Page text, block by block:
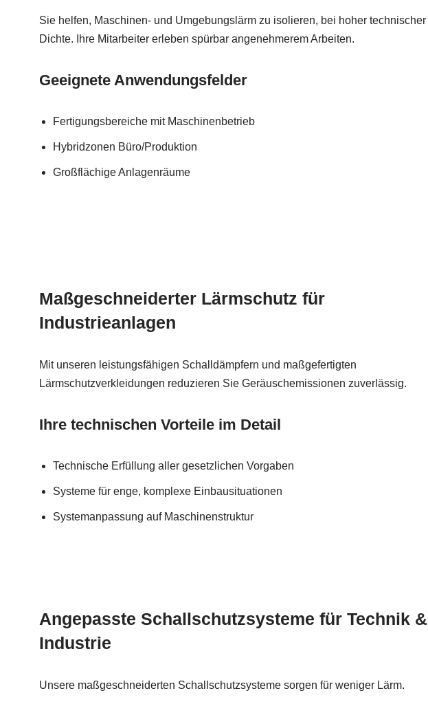
Sie helfen, Maschinen- und Umgebungslärm zu isolieren, bei hoher technischer
Dichte. Ihre Mitarbeiter erleben spürbar angenehmerem Arbeiten.
Geeignete Anwendungsfelder
Fertigungsbereiche mit Maschinenbetrieb
Hybridzonen Büro/Produktion
Großflächige Anlagenräume
Maßgeschneiderter Lärmschutz für
Industrieanlagen
Mit unseren leistungsfähigen Schalldämpfern und maßgefertigten
Lärmschutzverkleidungen reduzieren Sie Geräuschemissionen zuverlässig.
Ihre technischen Vorteile im Detail
Technische Erfüllung aller gesetzlichen Vorgaben
Systeme für enge, komplexe Einbausituationen
Systemanpassung auf Maschinenstruktur
Angepasste Schallschutzsysteme für Technik &
Industrie
Unsere maßgeschneiderten Schallschutzsysteme sorgen für weniger Lärm.